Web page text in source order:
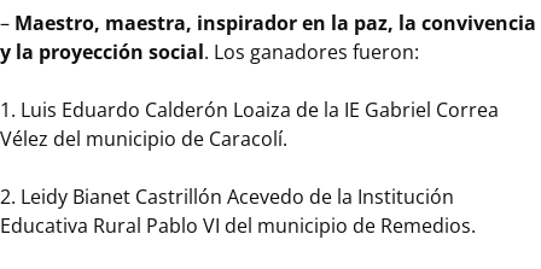
– Maestro, maestra, inspirador en la paz, la convivencia
y la proyección social. Los ganadores fueron:
1. Luis Eduardo Calderón Loaiza de la IE Gabriel Correa
Vélez del municipio de Caracolí.
2. Leidy Bianet Castrillón Acevedo de la Institución
Educativa Rural Pablo VI del municipio de Remedios.
Maestras
para
vida,
expresión
tiene
la